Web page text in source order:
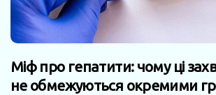
Міф про гепатити: чому ці
не обмежуються окремими